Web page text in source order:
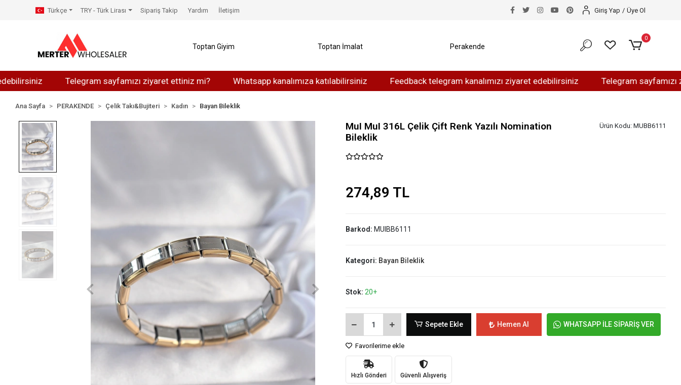
Telegram sayfamızı ziyaret ettiniz mi? Whatsapp kanalımıza katılabilirsiniz Feedback telegram kanalımızı ziyaret edebilirsiniz Telegram sayfamızı ziyaret
Türkçe TRY - Türk Lirası Sipariş Takip Yardım İletişim Giriş Yap / Üye Ol
Toptan Giyim Toptan İmalat Perakende
0
Ana Sayfa PERAKENDE Çelik Takı&Bujiteri Kadın Bayan Bileklik
MuI MuI 316L Çelik Çift Renk Yazılı Nomination
Bileklik
Ürün Kodu: MUBB6111
274,89 TL
Barkod: MUIBB6111
Kategori: Bayan Bileklik
Stok: 20+
Sepete Ekle Hemen Al WHATSAPP İLE SİPARİŞ VER
Favorilerime ekle
Hızlı Gönderi Güvenli Alışveriş